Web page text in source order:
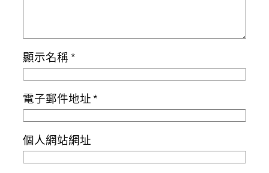
顯示名稱*
電子郵件地址*
個人網站網址